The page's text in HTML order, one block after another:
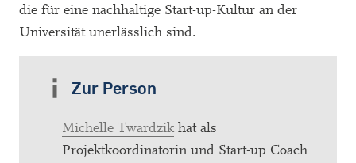
die für eine nachhaltige Start-up-Kultur an der
Universität unerlässlich sind.
Zur Person
Michelle Twardzik hat als
Projektkoordinatorin und Start-up Coach